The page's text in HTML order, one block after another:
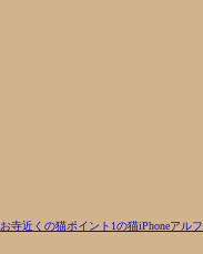
お寺近くの猫ポイント1の猫iPhoneアルフ